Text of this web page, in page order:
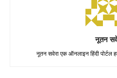
नूतन
नूतन सवेरा एक ऑनलाइन हिंदी पोर्टल